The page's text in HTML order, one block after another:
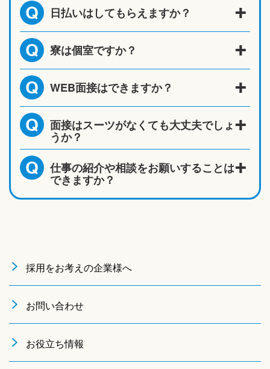
Q 日払いはしてもらえますか？
Q 寮は個室ですか？
Q WEB面接はできますか？
Q 面接はスーツがなくても大丈夫でしょ
うか？
Q 仕事の紹介や相談をお願いすることは
できますか？
採用をお考えの企業様へ
お問い合わせ
お役立ち情報